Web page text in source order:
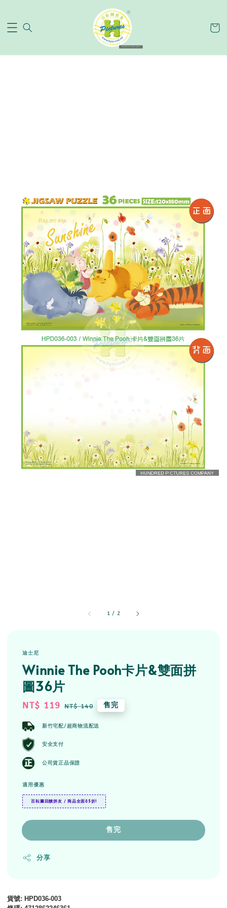
1 / 2
迪士尼
Winnie The Pooh卡片&雙面拼
圖36片
Sale
NT$ 119 Regular
NT$ 140 售完
新竹宅配/超商物流配送
安全支付
公司貨正品保證
適用優惠
百耘圖回饋拼友 / 商品全面85折!
售完
分享
貨號: HPD036-003